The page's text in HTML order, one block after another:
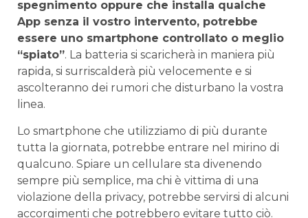
spegnimento oppure che installa qualche
App senza il vostro intervento, potrebbe
essere uno smartphone controllato o meglio
“spiato”. La batteria si scaricherà in maniera più
rapida, si surriscalderà più velocemente e si
ascolteranno dei rumori che disturbano la vostra
linea.
Lo smartphone che utilizziamo di più durante
tutta la giornata, potrebbe entrare nel mirino di
qualcuno. Spiare un cellulare sta divenendo
sempre più semplice, ma chi è vittima di una
violazione della privacy, potrebbe servirsi di alcuni
accorgimenti che potrebbero evitare tutto ciò.